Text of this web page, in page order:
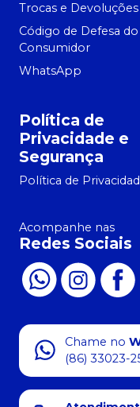
Trocas e Devoluções
Código de Defesa do
Consumidor
WhatsApp
Política de
Privacidade e
Segurança
Política de
Acompanhe nas
Redes Sociais
Chame no
(86) 33023-